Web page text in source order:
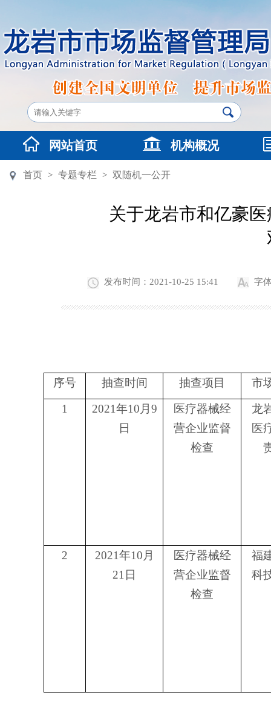
网站首页 机构概况
首页 > 专题专栏 > 双随机一公开
关于龙岩市和亿豪
发布时间：2021-10-25 15:41 字
序号 抽查时间 抽查项目 市
1 2021年10 月 9
日
医疗器械经
营企业监督
检查
龙
医
2 2021年10 月
21 日
医疗器械经
营企业监督
检查
福
科